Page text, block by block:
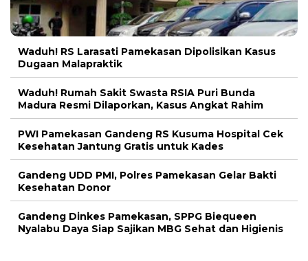
Waduh! RS Larasati Pamekasan Dipolisikan Kasus
Dugaan Malapraktik
Waduh! Rumah Sakit Swasta RSIA Puri Bunda
Madura Resmi Dilaporkan, Kasus Angkat Rahim
PWI Pamekasan Gandeng RS Kusuma Hospital Cek
Kesehatan Jantung Gratis untuk Kades
Gandeng UDD PMI, Polres Pamekasan Gelar Bakti
Kesehatan Donor
Gandeng Dinkes Pamekasan, SPPG Biequeen
Nyalabu Daya Siap Sajikan MBG Sehat dan Higienis